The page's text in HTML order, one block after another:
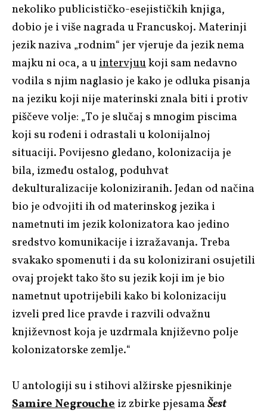
nekoliko publicističko-esejističkih knjiga,
dobio je i više nagrada u Francuskoj. Materinji
jezik naziva „rodnim“ jer vjeruje da jezik nema
majku ni oca, a uintervjuukoji sam nedavno
vodila s njim naglasio je kako je odluka pisanja
na jeziku koji nije materinski znala biti i protiv
piščeve volje: „To je slučaj s mnogim piscima
koji su rođeni i odrastali u kolonijalnoj
situaciji. Povijesno gledano, kolonizacija je
bila, između ostalog, poduhvat
dekulturalizacije koloniziranih. Jedan od načina
bio je odvojiti ih od materinskog jezika i
nametnuti im jezik kolonizatora kao jedino
sredstvo komunikacije i izražavanja. Treba
svakako spomenuti i da su kolonizirani osujetili
ovaj projekt tako što su jezik koji im je bio
nametnut upotrijebili kako bi kolonizaciju
izveli pred lice pravde i razvili odvažnu
književnost koja je uzdrmala književno polje
kolonizatorske zemlje.“
U antologiji su i stihovi alžirske pjesnikinje
Samire Negroucheiz zbirke pjesamaŠest